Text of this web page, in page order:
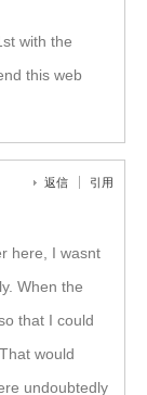
with the
this web
返信 引用
here, I wasnt
When the
that I could
would
undoubtedly